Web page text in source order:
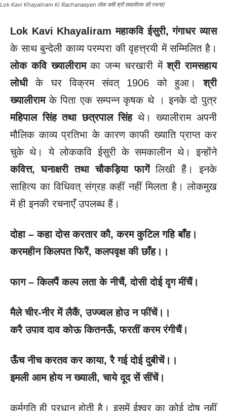
Lok Kavi Khayaliram Ki Rachanaayen लोक कवि श्री ख्यालीराम की रचनाएं
Lok Kavi Khayaliram महाकवि ईसुरी, गंगाधर व्यास
के साथ बुन्देली काव्य परम्परा की वृहत्त्रयी में सम्मिलित है।
लोक कवि ख्यालीरामका जन्म चरखारी मेंश्री रामसहाय
लोधीके घर विक्रम संवत् 1906 को हुआ।श्री
ख्यालीरामके पिता एक सम्पन्न कृषक थे । इनके दो पुत्र
महिपाल सिंह तथा छत्रपाल सिंहथे। ख्यालीराम अपनी
मौलिक काव्य प्रतिभा के कारण काफी ख्याति प्राप्त कर
चुके थे। ये लोककवि ईसुरी के समकालीन थे। इन्होंने
कवित्त, घनाक्षरी तथा चौकड़िया फागेंलिखी हैं। इनके
साहित्य का विधिवत् संग्रह कहीं नहीं मिलता है। लोकमुख
में ही इनकी रचनाएँ उपलब्ध हैं।
दोहा – कहा दोस करतार कौ, करम कुटिल गहि बाँह।
करमहीन किलपत फिरैं, कलपवृक्ष की छाँह।।
फाग – किलपैं कल्प लता के नीचैं, दोसी दोई दृग मींचैं।
मैले चीर-नीर में लैकैं, उज्ज्वल होउ न फींचें।।
करै उपाव दाव कोऊ कितनऊँ, फरतीं करम रंगीचैं।
ऊँच नीच करतव कर काया, रै गई दोई दुबीचें।।
इमली आम होय न ख्याली, चाये दूद सें सींचें।
कर्मगति ही प्रधान होती है। इसमें ईश्वर का कोई दोष नहीं